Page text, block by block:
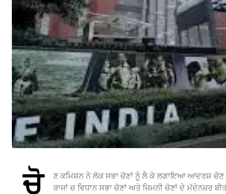
ਚੋ
ਣ ਕਮਿਸ਼ਨ ਨੇ ਲੋਕ ਸਭਾ ਚੋਣਾਂ ਨੂੰ ਲੈ ਕੇ ਲਗਾਇਆ ਆਦਰਸ਼ ਚੋਣ
ਰਾਜਾਂ ਚ ਵਿਧਾਨ ਸਭਾ ਚੋਣਾਂ ਅਤੇ ਜ਼ਿਮਨੀ ਚੋਣਾਂ ਦੇ ਮੱਦੇਨਜ਼ਰ